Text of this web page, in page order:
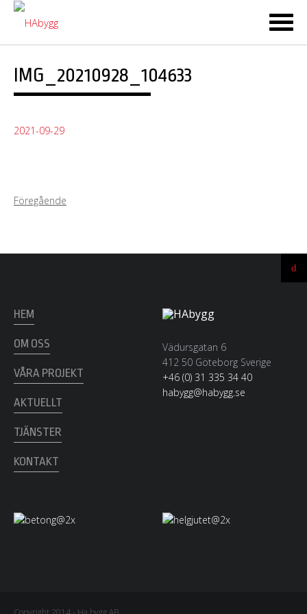
to
IMG_20210928_104633
2021-09-29
Föregående
HEM
OM OSS
VÅRA PROJEKT
AKTUELLT
TJÄNSTER
KONTAKT
Vädursgatan 6
412 50 Göteborg Sverige
+46 (0) 31 335 34 40
habygg@habygg.se